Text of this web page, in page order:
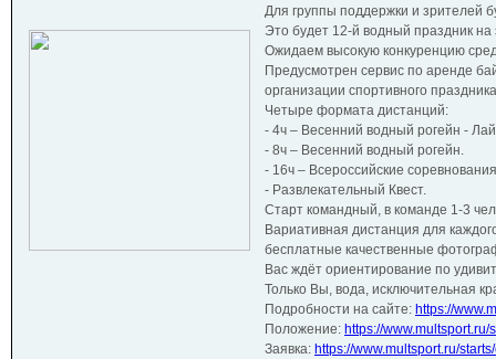
Для группы поддержки и зрителей
Это будет 12-й водный праздник
Ожидаем высокую конкуренцию
Предусмотрен сервис по аренде
организации спортивного
Четыре формата дистанций:
- 4ч – Весенний водный рогейн -
- 8ч – Весенний водный рогейн.
- 16ч – Всероссийские
- Развлекательный Квест.
Старт командный, в команде 1-3
Вариативная дистанция для
бесплатные качественные
Вас ждёт ориентирование по
Только Вы, вода, исключительная
Подробности на сайте: https://
Положение: https://
Заявка: https://www.multsport.ru/